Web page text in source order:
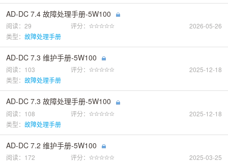
AD-DC 7.4 故障处理手册-5W100
阅读：29 评分：
2026-05-26
类型： 故障处理手册
AD-DC 7.3 维护手册-5W100
阅读：103 评分：
2025-12-18
类型： 故障处理手册
AD-DC 7.3 故障处理手册-5W100
阅读：108 评分：
2025-12-18
类型： 故障处理手册
AD-DC 7.2 维护手册-5W100
阅读：172 评分：
2025-03-25